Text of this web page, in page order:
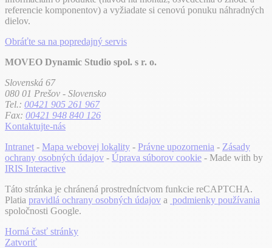
referencie komponentov) a vyžiadate si cenovú ponuku náhradných
dielov.
Obráťte sa na popredajný servis
MOVEO Dynamic Studio spol. s r. o.
Slovenská 67
080 01 Prešov - Slovensko
Tel.: 00421 905 261 967
Fax: 00421 948 840 126
Kontaktujte-nás
Intranet - Mapa webovej lokality - Právne upozornenia - Zásady
ochrany osobných údajov - Úprava súborov cookie - Made with by
IRIS Interactive
Táto stránka je chránená prostredníctvom funkcie reCAPTCHA.
Platia pravidlá ochrany osobných údajov a podmienky používania
spoločnosti Google.
Horná časť stránky
Zatvoriť